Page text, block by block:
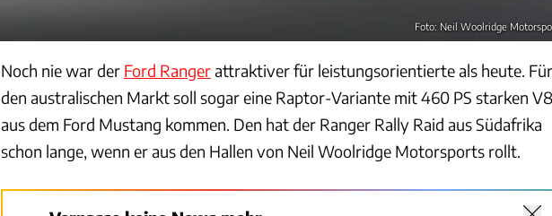
Foto: Neil Woolridge
Noch nie war der Ford Rangerattraktiver für leistungsorientierte als heute. Für
den australischen Markt soll sogar eine Raptor-Variante mit 460 PS starken V8
aus dem Ford Mustang kommen. Den hat der Ranger Rally Raid aus Südafrika
schon lange, wenn er aus den Hallen von Neil Woolridge Motorsports rollt.